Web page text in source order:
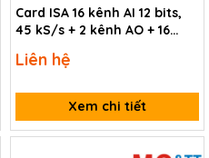
Card ISA 16 kênh AI 12 bits,
45 kS/s + 2 kênh AO + 16
Timer/Counter/Frequency
Liên hệ
Xem chi tiết